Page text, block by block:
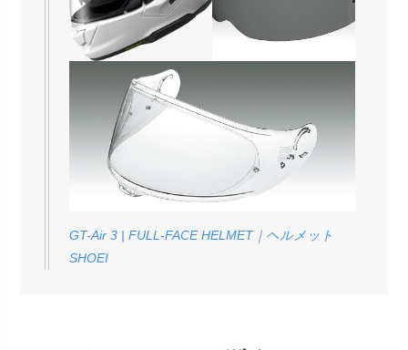
GT-Air 3 | FULL-FACE HELMET｜ヘルメット
SHOEI